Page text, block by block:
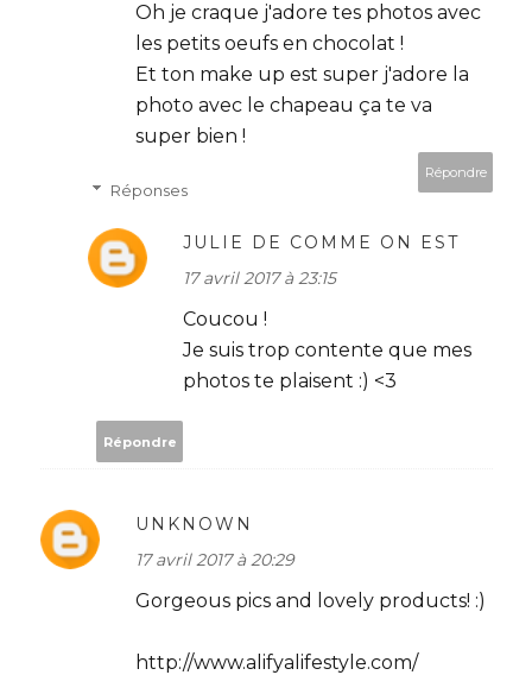
Oh je craque j'adore tes photos avec
les petits oeufs en chocolat !
Et ton make up est super j'adore la
photo avec le chapeau ça te va
super bien !
Répondre
Réponses
JULIE DE COMME ON EST
17 avril 2017 à 23:15
Coucou !
Je suis trop contente que mes
photos te plaisent :) <3
Répondre
UNKNOWN
17 avril 2017 à 20:29
Gorgeous pics and lovely products! :)
http://www.alifyalifestyle.com/